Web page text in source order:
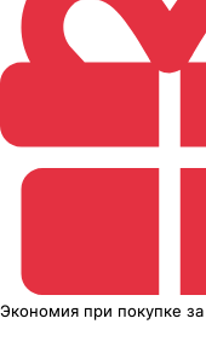
Экономия при покупке за